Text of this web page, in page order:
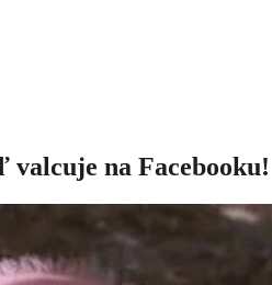
valcuje na Facebooku!